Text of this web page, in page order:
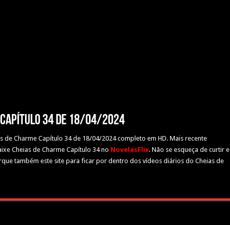
Capítulo 34 de 18/04/2024
de Charme Capítulo 34 de 18/04/2024 completo em HD. Mais recente
Cheias de Charme Capítulo 34 no NovelasFlix. Não se esqueça de curtir e
também este site para ficar por dentro dos vídeos diários do Cheias de